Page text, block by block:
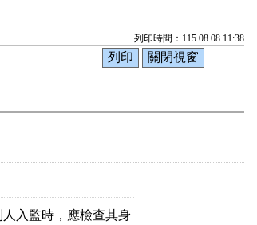
列印時間：115.08.08 11:38
入監時，應檢查其身